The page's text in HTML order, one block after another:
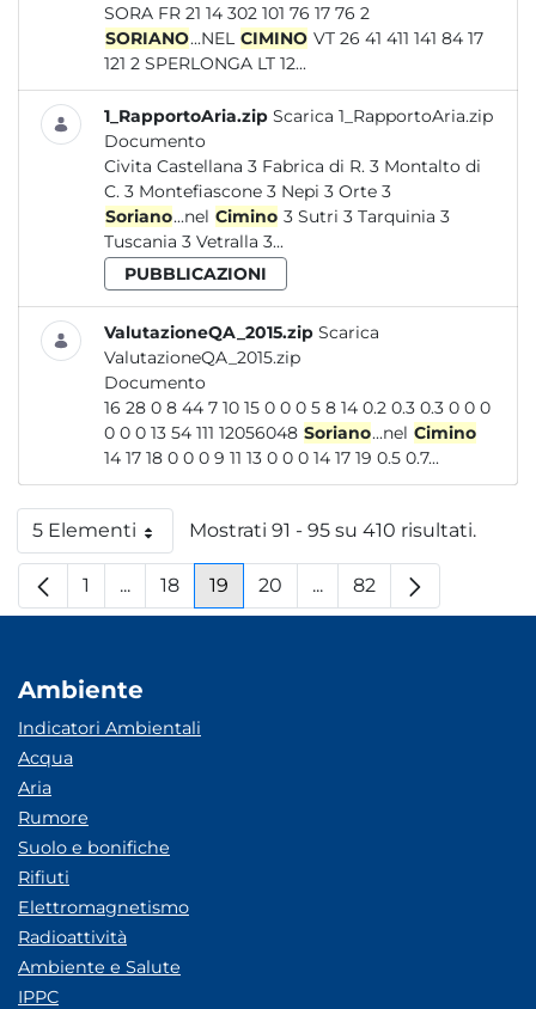
SORA FR 21 14 302 101 76 17 76 2
SORIANO...NEL CIMINO VT 26 41 411 141 84 17
121 2 SPERLONGA LT 12...
1_RapportoAria.zip Scarica 1_RapportoAria.zip
Documento
Civita Castellana 3 Fabrica di R. 3 Montalto di
C. 3 Montefiascone 3 Nepi 3 Orte 3
Soriano...nel Cimino 3 Sutri 3 Tarquinia 3
Tuscania 3 Vetralla 3...
PUBBLICAZIONI
ValutazioneQA_2015.zip Scarica
ValutazioneQA_2015.zip
Documento
16 28 0 8 44 7 10 15 0 0 0 5 8 14 0.2 0.3 0.3 0 0 0
0 0 0 13 54 111 12056048 Soriano...nel Cimino
14 17 18 0 0 0 9 11 13 0 0 0 14 17 19 0.5 0.7...
5 ElementiPer paginaMostrati 91 - 95 su 410 risultati.
Pagina
1 ...Pagine intermedie
Pagina
18 Pagina
19 Pagina
20 ...Pagine intermedie
Pagina
82
Ambiente
Indicatori Ambientali
Acqua
Aria
Rumore
Suolo e bonifiche
Rifiuti
Elettromagnetismo
Radioattività
Ambiente e Salute
IPPC